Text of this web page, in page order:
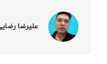
علیرضا